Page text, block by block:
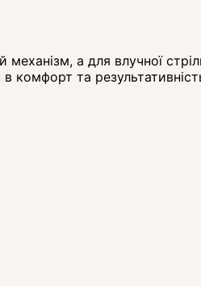
а для влучної
та